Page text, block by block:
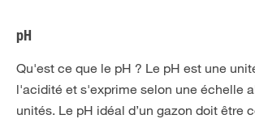
pH
Qu'est ce que le pH ? Le pH est une
l'acidité et s'exprime selon une échelle
unités. Le pH idéal d’un gazon doit être